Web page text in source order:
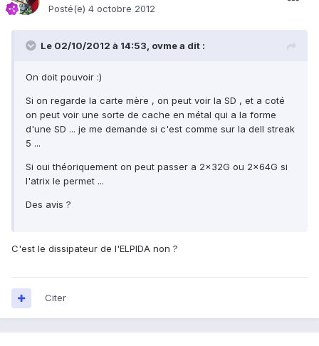
Posté(e) 4 octobre 2012
Le 02/10/2012 à 14:53, ovme a dit :
On doit pouvoir :)
Si on regarde la carte mère , on peut voir la SD , et a coté
on peut voir une sorte de cache en métal qui a la forme
d'une SD ... je me demande si c'est comme sur la dell streak
5 ...
Si oui théoriquement on peut passer a 2x32G ou 2x64G si
l'atrix le permet ...
Des avis ?
C'est le dissipateur de l'ELPIDA non ?
Citer